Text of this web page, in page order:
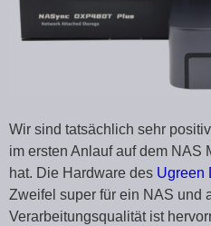
Wir sind tatsächlich sehr
im ersten Anlauf auf dem NAS
hat. Die Hardware des Ugreen
Zweifel super für ein NAS und
Verarbeitungsqualität ist